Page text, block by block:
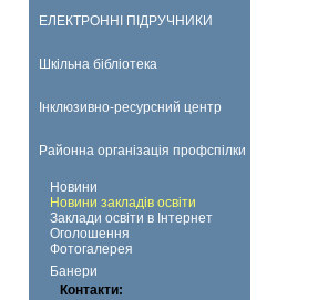
ЕЛЕКТРОННІ ПІДРУЧНИКИ
Шкільна бібліотека
Інклюзивно-ресурсний центр
Районна організація профспілки
Новини
Новини закладів освіти
Заклади освіти в Інтернет
Оголошення
Фотогалерея
Банери
Контакти: